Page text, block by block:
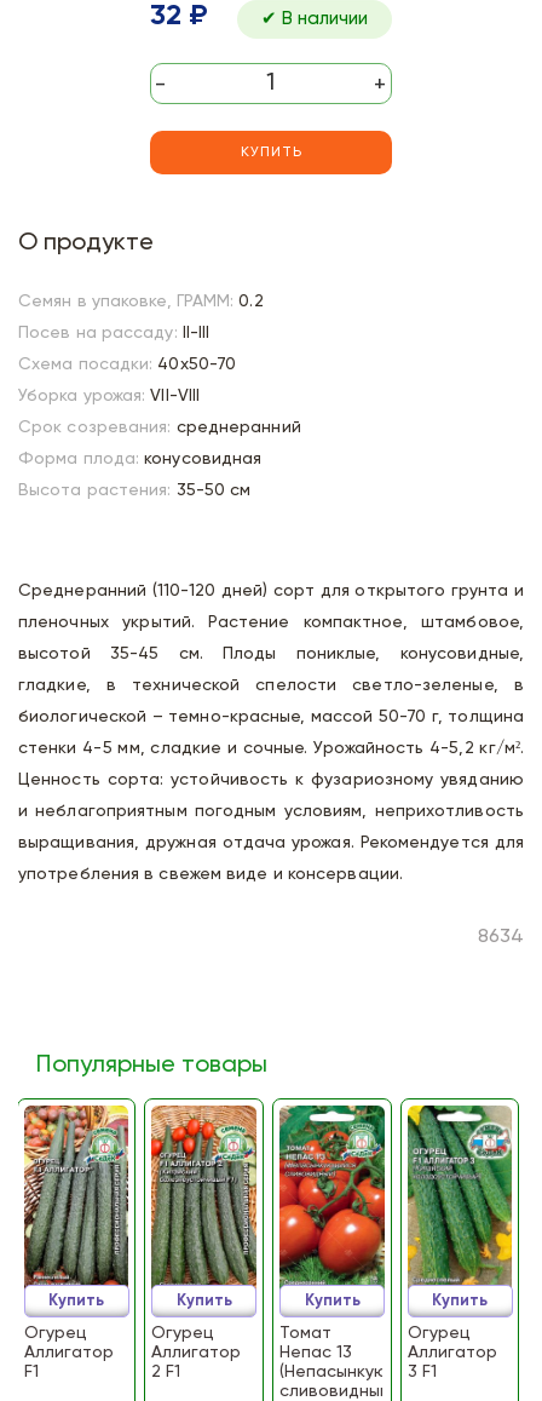
32 ₽ ✔ В наличии
- +
КУПИТЬ
О продукте
Семян в упаковке, ГРАММ: 0.2
Посев на рассаду:
II-III
Схема посадки: 40х50-70
Уборка урожая: VII-VIII
Срок созревания: среднеранний
Форма плода: конусовидная
Высота растения: 35-50 см
Среднеранний (110-120 дней) сорт для открытого грунта и
пленочных укрытий. Растение компактное, штамбовое,
высотой 35-45 см. Плоды пониклые, конусовидные,
гладкие, в технической спелости светло-зеленые, в
биологической – темно-красные, массой 50-70 г, толщина
стенки 4-5 мм, сладкие и сочные. Урожайность 4-5,2 кг/м².
Ценность сорта: устойчивость к фузариозному увяданию
и неблагоприятным погодным условиям, неприхотливость
выращивания, дружная отдача урожая. Рекомендуется для
употребления в свежем виде и консервации.
8634
Популярные товары
Огурец
Аллигатор
F1
Купить
Огурец
Аллигатор
2 F1
Купить
Томат
Непас 13
(Непасынкующийся
сливовидный)
Купить
Огурец
Аллигатор
3 F1
Купить